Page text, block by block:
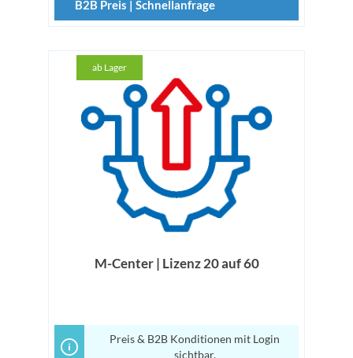
B2B Preis | Schnellanfrage
ab Lager
M-Center | Lizenz 20 auf 60
Preis & B2B Konditionen mit Login
sichtbar.